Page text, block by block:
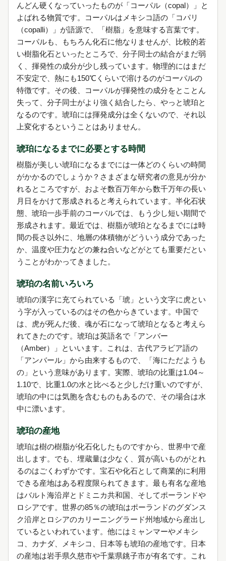
んどん硬くなっていったものが「コーパル（copal）」と
よばれる物質です。コーパルはメキシコ語の「コパリ
（copalli）」が語源で、「樹脂」を意味する言葉です。
コーパルも、もちろん化石に他なりませんが、比較的若
い樹脂化石といったところで、分子同士の結合がまだ弱
く、揮発性の成分が少し残っています。物理的にはまだ
不安定で、熱にも150℃くらいで溶けるのがコーパルの
特徴です。その後、コーパルが揮発性の成分をとことん
失って、分子同士がより強く結合したら、やっと琥珀と
なるのです。琥珀には揮発成分は全くないので、それ以
上変化するということはありません。
琥珀になるまでに必要とする時間
樹脂が美しい琥珀になるまでには一体どのくらいの時間
がかかるのでしょうか？さまざまな研究者の意見が分か
れるところですが、およそ数百万年から数千万年の長い
月日をかけて形成されると考えられています。半化石状
態、琥珀一歩手前のコーパルでは、もう少し短い期間で
形成されます。最近では、樹脂が琥珀となるまでには時
間の長さ以外に、地層の体積物がどういう成分であった
か、温度や圧力などの兼ね合いなどがとても重要だとい
うことがわかってきました。
琥珀の名前いろいろ
琥珀の漢字に充てられている「琥」という文字に虎とい
う字が入っているのはその色からきています。中国で
は、虎が死んだ後、魂が石になって琥珀となると考えら
れてきたのです。琥珀は英語名で「アンバー
（Amber）」といいます。これは、古代アラビア語の
「アンバール」から由来するもので、「海にただようも
の」という意味があります。実際、琥珀の比重は1.04～
1.10で、比重1.0の水と比べると少しだけ重いのですが、
琥珀の中には気胞を含むものもあるので、その場合は水
中に漂います。
琥珀の産地
琥珀は樹の樹脂が化石化したものですから、世界中で産
出します。でも、埋蔵量は少なく、質が高いものがとれ
るのはごくわずかです。宝石や化石として商業的に利用
できる産地はある程度限られてきます。最も有名な産地
はバルト海沿岸とドミニカ共和国、そしてポーランドや
ロシアです。世界の85％の琥珀はポーランドのグダンス
ク沿岸とロシアのカリーニングラード州地域から産出し
ているといわれています。他にはミャンマーやメキシ
コ、カナダ、メキシコ、日本等も琥珀の産地です。日本
の産地は岩手県久慈市や千葉県銚子市が有名です。これ